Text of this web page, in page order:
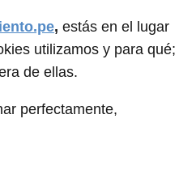
, estás en el lugar
utilizamos y para qué;
de ellas.
perfectamente,